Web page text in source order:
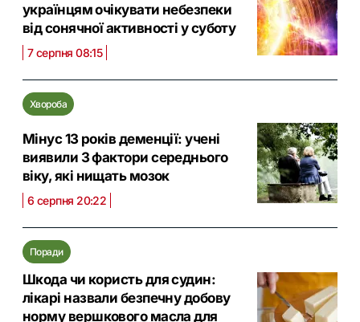
українцям очікувати небезпеки
від сонячної активності у суботу
7 серпня 08:15
Хвороба
Мінус 13 років деменції: учені
виявили 3 фактори середнього
віку, які нищать мозок
6 серпня 20:22
Поради
Шкода чи користь для судин:
лікарі назвали безпечну добову
норму вершкового масла для